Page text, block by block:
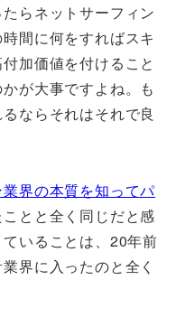
らネットサーフィン
間に何をすればスキ
加価値を付けること
が大事ですよね。も
ならそれはそれで良
業界の本質を知ってパ
とと全く同じだと感
いることは、20年前
界に入ったのと全く